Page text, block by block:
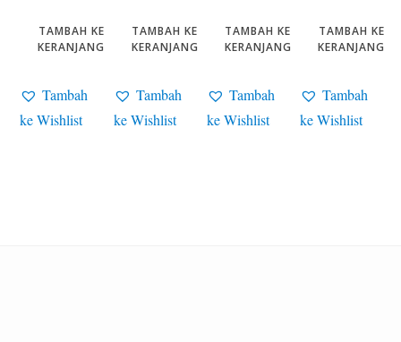
TAMBAH KE
KERANJANG
Tambah
ke Wishlist
TAMBAH KE
KERANJANG
Tambah
ke Wishlist
TAMBAH KE
KERANJANG
Tambah
ke Wishlist
TAMBAH KE
KERANJANG
Tambah
ke Wishlist